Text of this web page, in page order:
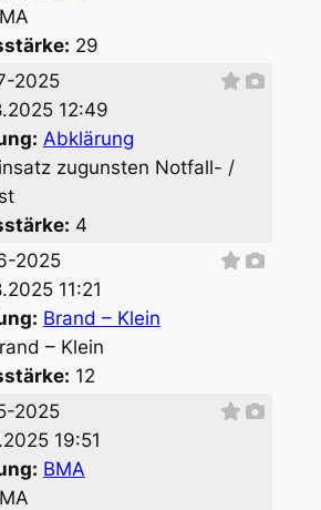
29
2025
12:49
Abklärung
zugunsten Notfall- /
4
2025
11:21
Brand – Klein
– Klein
12
2025
19:51
BMA